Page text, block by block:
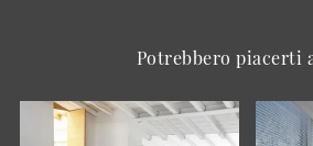
Potrebbero piacerti